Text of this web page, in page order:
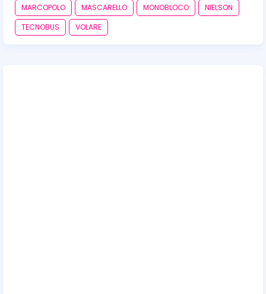
MARCOPOLO
MASCARELLO MONOBLOCO
NIELSON
TECNOBUS
VOLARE